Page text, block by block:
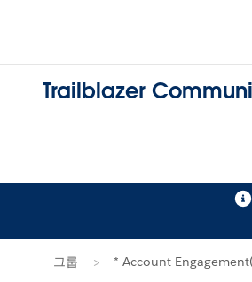
Trailblazer
그룹 * Account